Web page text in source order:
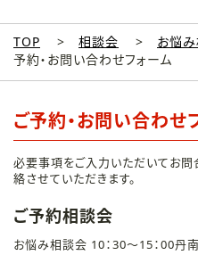
TOP 相談会 お悩
予約・お問い合わせフォーム
ご予約・お問い合わせ
必要事項をご入力いただいてお問
絡させていただきます。
ご予約相談会
お悩み相談会 10：30～15：00丹